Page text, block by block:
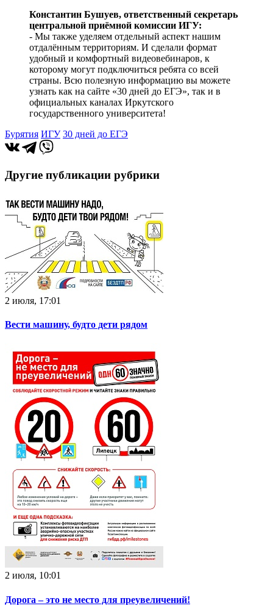
Константин Бушуев, ответственный секретарь
центральной приёмной комиссии ИГУ:
- Мы также уделяем отдельный аспект нашим
отдалённым территориям. И сделали формат
удобный и комфортный видеовебинаров, к
которому могут подключиться ребята со всей
страны. Всю полезную информацию вы можете
узнать как на сайте «30 дней до ЕГЭ», так и в
официальных каналах Иркутского
государственного университета!
Бурятия ИГУ 30 дней до ЕГЭ
Другие публикации рубрики
2 июля, 17:01
Вести машину, будто дети рядом
2 июля, 10:01
Дорога – это не место для преувеличений!